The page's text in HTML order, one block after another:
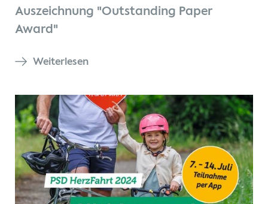
Auszeichnung "Outstanding Paper
Award"
Weiterlesen